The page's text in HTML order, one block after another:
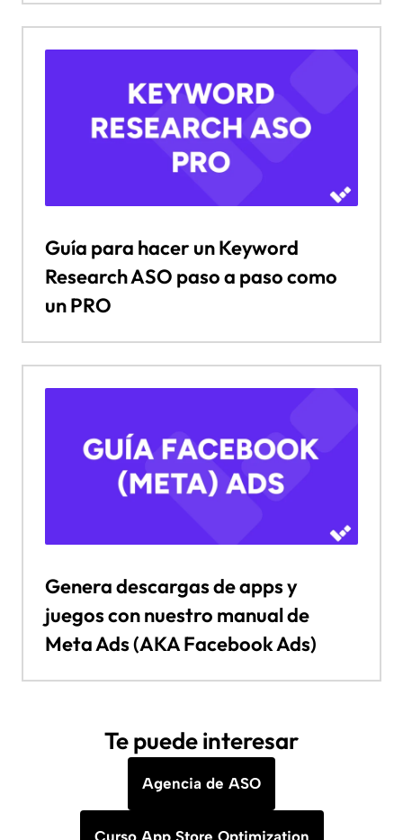
Guía para hacer un Keyword
Research ASO paso a paso como
un PRO
Genera descargas de apps y
juegos con nuestro manual de
Meta Ads (AKA Facebook Ads)
Te puede interesar
Agencia de ASO
Curso App Store Optimization